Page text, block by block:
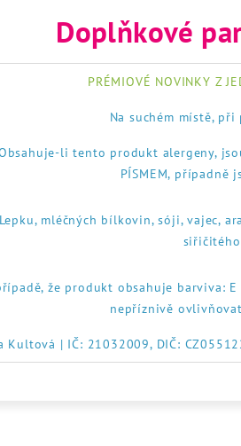
Doplňkové
PRÉMIOVÉ NOVINKY Z
Na suchém místě,
li tento produkt alergeny,
PÍSMEM, případně
Lepku, mléčných bílkovin, sóji, vajec,
siřičitého
že produkt obsahuje barviva:
nepříznivě
Kultová | IČ: 21032009, DIČ: